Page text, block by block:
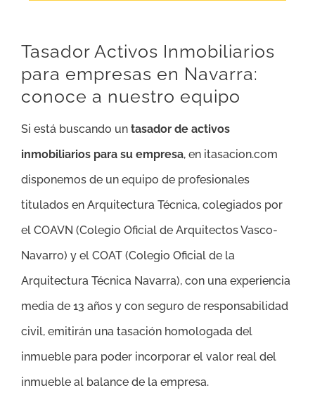
Tasador Activos Inmobiliarios
para empresas en Navarra:
conoce a nuestro equipo
Si está buscando un tasador de activos
inmobiliarios para su empresa, en itasacion.com
disponemos de un equipo de profesionales
titulados en Arquitectura Técnica, colegiados por
el COAVN (Colegio Oficial de Arquitectos Vasco-
Navarro) y el COAT (Colegio Oficial de la
Arquitectura Técnica Navarra), con una experiencia
media de 13 años y con seguro de responsabilidad
civil, emitirán una tasación homologada del
inmueble para poder incorporar el valor real del
inmueble al balance de la empresa.